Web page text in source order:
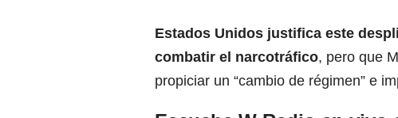
Estados Unidos justifica este
combatir el narcotráfico, pero que
propiciar un “cambio de régimen” e